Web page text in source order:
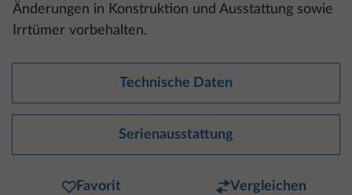
Änderungen in Konstruktion und Ausstattung sowie
Irrtümer vorbehalten.
Technische Daten
Serienausstattung
Favorit Vergleichen